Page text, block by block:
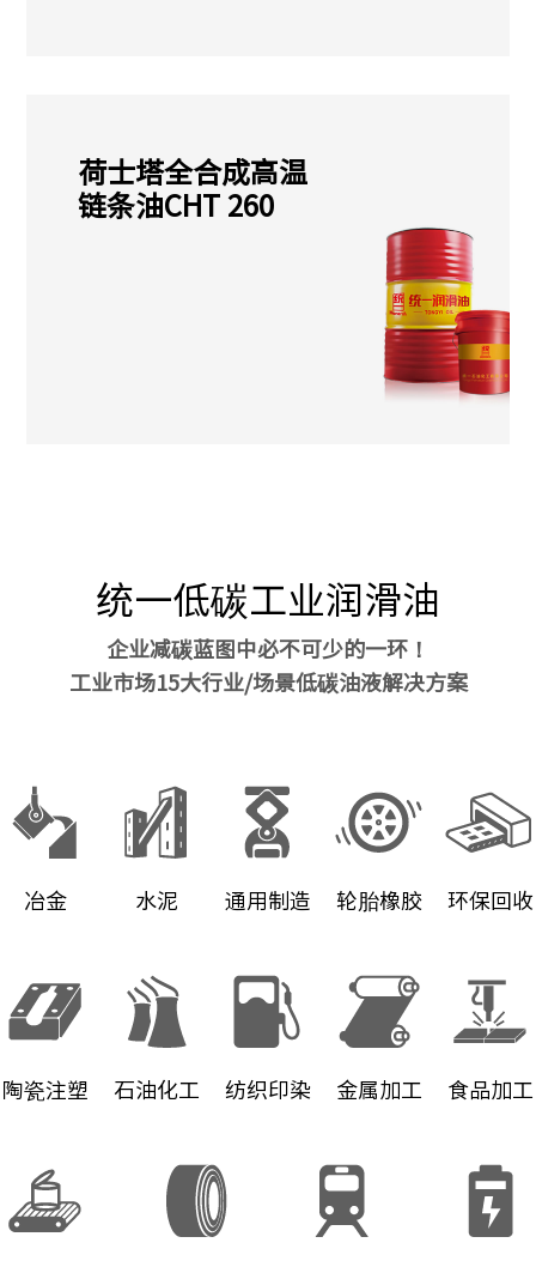
荷士塔全合成高温
链条油CHT 260
统一低碳工业润滑油
企业减碳蓝图中必不可少的一环！
工业市场15大行业/场景低碳油液解决方案
冶金 水泥 通用制造 轮胎橡胶 环保回收
陶瓷注塑 石油化工 纺织印染 金属加工 食品加工